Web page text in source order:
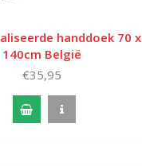
handdoek 70 x
140cm België
€35,95